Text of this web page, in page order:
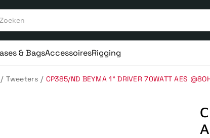
& BagsAccessoiresRigging
/ Tweeters / CP385/ND BEYMA 1" DRIVER 70WATT AES